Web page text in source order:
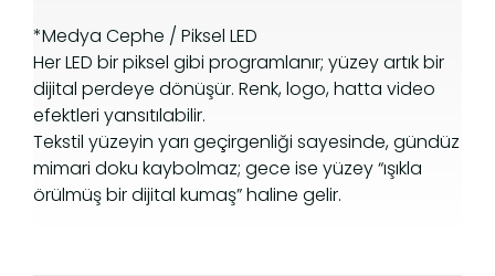
*Medya Cephe / Piksel LED
Her LED bir piksel gibi programlanır; yüzey artık bir
dijital perdeye dönüşür. Renk, logo, hatta video
efektleri yansıtılabilir.
Tekstil yüzeyin yarı geçirgenliği sayesinde, gündüz
mimari doku kaybolmaz; gece ise yüzey “ışıkla
örülmüş bir dijital kumaş” haline gelir.